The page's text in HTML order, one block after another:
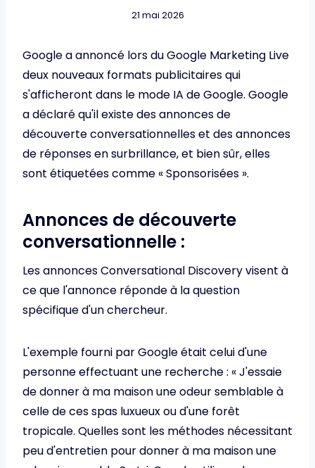
21 mai 2026
Google a annoncé lors du Google Marketing Live
deux nouveaux formats publicitaires qui
s'afficheront dans le mode IA de Google. Google
a déclaré qu'il existe des annonces de
découverte conversationnelles et des annonces
de réponses en surbrillance, et bien sûr, elles
sont étiquetées comme « Sponsorisées ».
Annonces de découverte
conversationnelle :
Les annonces Conversational Discovery visent à
ce que l'annonce réponde à la question
spécifique d'un chercheur.
L'exemple fourni par Google était celui d'une
personne effectuant une recherche : « J'essaie
de donner à ma maison une odeur semblable à
celle de ces spas luxueux ou d'une forêt
tropicale. Quelles sont les méthodes nécessitant
peu d'entretien pour donner à ma maison une